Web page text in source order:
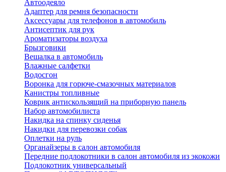
Автоодеяло
Адаптер для ремня безопасности
Аксессуары для телефонов в автомобиль
Антисептик для рук
Ароматизаторы воздуха
Брызговики
Вешалка в автомобиль
Влажные салфетки
Водосгон
Воронка для горюче-смазочных материалов
Канистры топливные
Коврик антискользящий на приборную панель
Набор автомобилиста
Накидка на спинку сиденья
Накидки для перевозки собак
Оплетки на руль
Органайзеры в салон автомобиля
Передние подлокотники в салон автомобиля из экокожи
Подлокотник универсальный